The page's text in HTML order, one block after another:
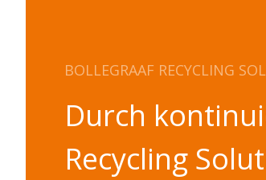
BOLLEGRAAF RECYCLING
Durch
Recycling